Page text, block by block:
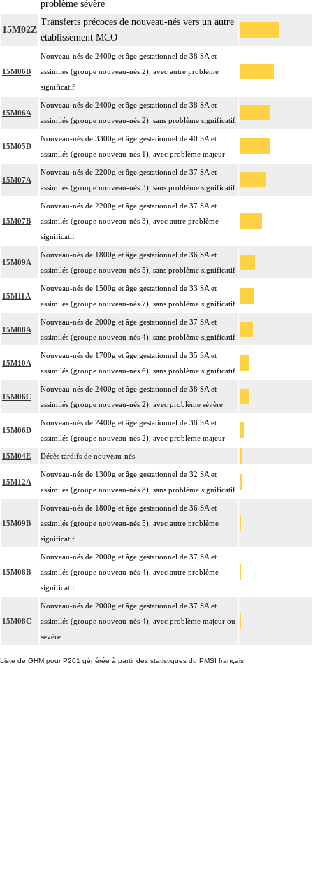
problème sévère
15M02Z
Transferts précoces de nouveau-nés vers un autre
établissement MCO
15M06B
Nouveau-nés de 2400g et âge gestationnel de 38 SA et
assimilés (groupe nouveau-nés 2), avec autre problème
significatif
15M06A
Nouveau-nés de 2400g et âge gestationnel de 38 SA et
assimilés (groupe nouveau-nés 2), sans problème significatif
15M05D
Nouveau-nés de 3300g et âge gestationnel de 40 SA et
assimilés (groupe nouveau-nés 1), avec problème majeur
15M07A
Nouveau-nés de 2200g et âge gestationnel de 37 SA et
assimilés (groupe nouveau-nés 3), sans problème significatif
15M07B
Nouveau-nés de 2200g et âge gestationnel de 37 SA et
assimilés (groupe nouveau-nés 3), avec autre problème
significatif
15M09A
Nouveau-nés de 1800g et âge gestationnel de 36 SA et
assimilés (groupe nouveau-nés 5), sans problème significatif
15M11A
Nouveau-nés de 1500g et âge gestationnel de 33 SA et
assimilés (groupe nouveau-nés 7), sans problème significatif
15M08A
Nouveau-nés de 2000g et âge gestationnel de 37 SA et
assimilés (groupe nouveau-nés 4), sans problème significatif
15M10A
Nouveau-nés de 1700g et âge gestationnel de 35 SA et
assimilés (groupe nouveau-nés 6), sans problème significatif
15M06C
Nouveau-nés de 2400g et âge gestationnel de 38 SA et
assimilés (groupe nouveau-nés 2), avec problème sévère
15M06D
Nouveau-nés de 2400g et âge gestationnel de 38 SA et
assimilés (groupe nouveau-nés 2), avec problème majeur
15M04E Décès tardifs de nouveau-nés
15M12A
Nouveau-nés de 1300g et âge gestationnel de 32 SA et
assimilés (groupe nouveau-nés 8), sans problème significatif
15M09B
Nouveau-nés de 1800g et âge gestationnel de 36 SA et
assimilés (groupe nouveau-nés 5), avec autre problème
significatif
15M08B
Nouveau-nés de 2000g et âge gestationnel de 37 SA et
assimilés (groupe nouveau-nés 4), avec autre problème
significatif
15M08C
Nouveau-nés de 2000g et âge gestationnel de 37 SA et
assimilés (groupe nouveau-nés 4), avec problème majeur ou
sévère
Liste de GHM pour P201 générée à partir des statistiques du PMSI français